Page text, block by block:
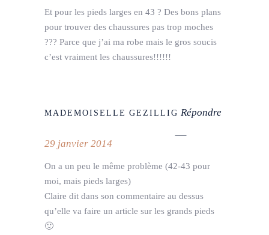
Et pour les pieds larges en 43 ? Des bons plans
pour trouver des chaussures pas trop moches
??? Parce que j’ai ma robe mais le gros soucis
c’est vraiment les chaussures!!!!!!
MADEMOISELLE GEZILLIG Répondre
29 janvier 2014
On a un peu le même problème (42-43 pour
moi, mais pieds larges)
Claire dit dans son commentaire au dessus
qu’elle va faire un article sur les grands pieds
🙂